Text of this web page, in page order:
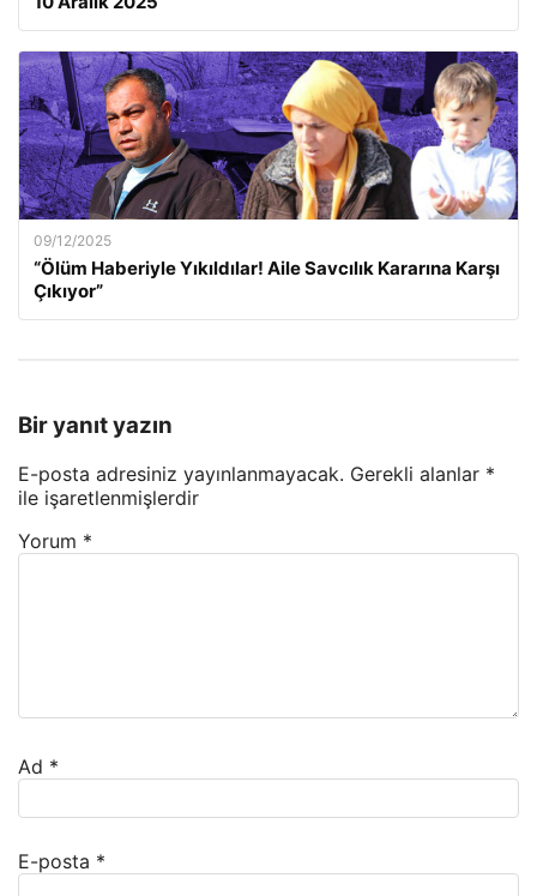
09/12/2025
“Ölüm Haberiyle Yıkıldılar! Aile Savcılık Kararına Karşı
Çıkıyor”
Bir yanıt yazın
E-posta adresiniz yayınlanmayacak. Gerekli alanlar *
ile işaretlenmişlerdir
Yorum *
Ad *
E-posta *